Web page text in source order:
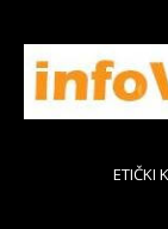
ETIČKI